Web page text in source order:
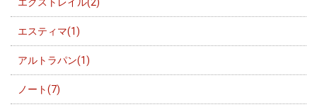
エクストレイル(2)
エスティマ(1)
アルトラパン(1)
ノート(7)